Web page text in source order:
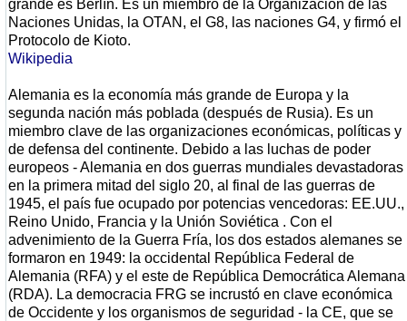
grande es Berlín. Es un miembro de la Organización de las
Naciones Unidas, la OTAN, el G8, las naciones G4, y firmó el
Protocolo de Kioto.
Wikipedia
Alemania es la economía más grande de Europa y la
segunda nación más poblada (después de Rusia). Es un
miembro clave de las organizaciones económicas, políticas y
de defensa del continente. Debido a las luchas de poder
europeos - Alemania en dos guerras mundiales devastadoras
en la primera mitad del siglo 20, al final de las guerras de
1945, el país fue ocupado por potencias vencedoras: EE.UU.,
Reino Unido, Francia y la Unión Soviética . Con el
advenimiento de la Guerra Fría, los dos estados alemanes se
formaron en 1949: la occidental República Federal de
Alemania (RFA) y el este de República Democrática Alemana
(RDA). La democracia FRG se incrustó en clave económica
de Occidente y los organismos de seguridad - la CE, que se